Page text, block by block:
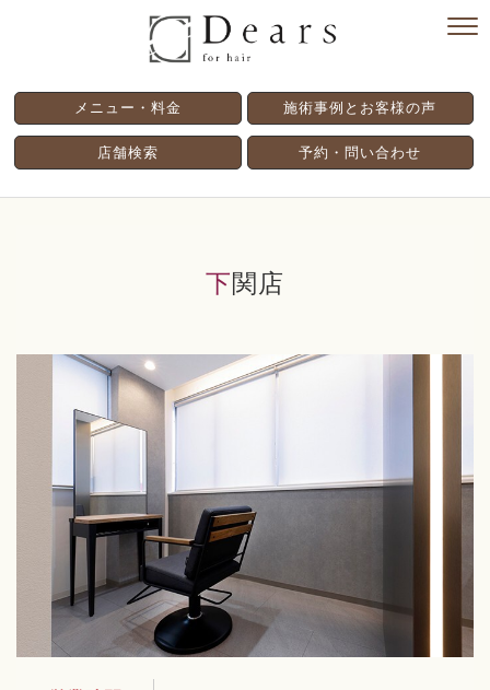
メニュー・料金 施術事例とお客様の声
店舗検索 予約・問い合わせ
下関店